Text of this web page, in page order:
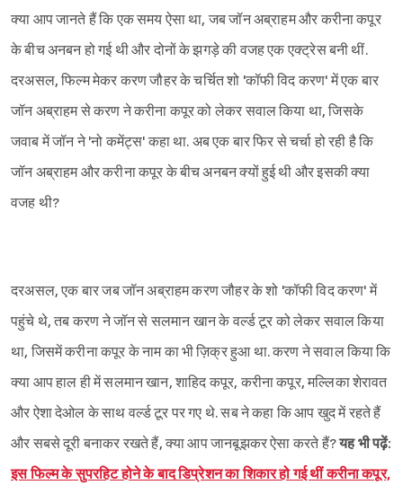
क्या आप जानते हैं कि एक समय ऐसा था, जब जॉन अब्राहम और करीना कपूर
के बीच अनबन हो गई थी और दोनों के झगड़े की वजह एक एक्ट्रेस बनी थीं.
दरअसल, फिल्म मेकर करण जौहर के चर्चित शो 'कॉफी विद करण' में एक बार
जॉन अब्राहम से करण ने करीना कपूर को लेकर सवाल किया था, जिसके
जवाब में जॉन ने 'नो कमेंट्स' कहा था. अब एक बार फिर से चर्चा हो रही है कि
जॉन अब्राहम और करीना कपूर के बीच अनबन क्यों हुई थी और इसकी क्या
वजह थी?
दरअसल, एक बार जब जॉन अब्राहम करण जौहर के शो 'कॉफी विद करण' में
पहुंचे थे, तब करण ने जॉन से सलमान खान के वर्ल्ड टूर को लेकर सवाल किया
था, जिसमें करीना कपूर के नाम का भी ज़िक्र हुआ था. करण ने सवाल किया कि
क्या आप हाल ही में सलमान खान, शाहिद कपूर, करीना कपूर, मल्लिका शेरावत
और ऐशा देओल के साथ वर्ल्ड टूर पर गए थे. सब ने कहा कि आप खुद में रहते हैं
और सबसे दूरी बनाकर रखते हैं, क्या आप जानबूझकर ऐसा करते हैं?यह भी पढ़ें:
इस फिल्म के सुपरहिट होने के बाद डिप्रेशन का शिकार हो गई थीं करीना कपूर,